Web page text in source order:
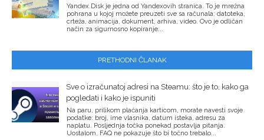
Yandex.Disk je jedna od Yandexovih stranica. To je mrežna
pohrana u kojoj možete preuzeti sve sa računala: datoteka,
crteža, animacija, dokument, arhiva, video. Ovo je odličan
način za sigurnosno kopiranje...
PRETHODNI ČLANAK
Sve o izračunatoj adresi na Steamu: što je to, kako ga
pogledati i kako je ispuniti
Na paru, prilikom plaćanja karticom, morate navesti svoje
podatke: broj, ime vlasnika, datum isteka, adresu za
naplatu. Posljednja točka ponekad postavlja pitanja.
Uostalom, FAQ ne pokazuje što bi točno trebalo...